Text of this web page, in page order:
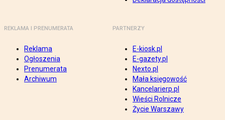
REKLAMA I PRENUMERATA
Reklama
Ogłoszenia
Prenumerata
Archiwum
PARTNERZY
E-kiosk.pl
E-gazety.pl
Nexto.pl
Mała księgowość
Kancelarierp.pl
Wieści Rolnicze
Życie Warszawy